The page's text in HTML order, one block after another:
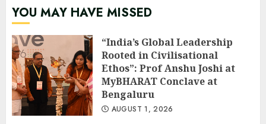
YOU MAY HAVE MISSED
“India’s Global Leadership
Rooted in Civilisational
Ethos”: Prof Anshu Joshi at
MyBHARAT Conclave at
Bengaluru
AUGUST 1, 2026